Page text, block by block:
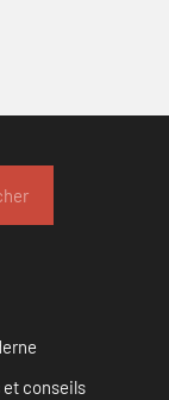
conseils